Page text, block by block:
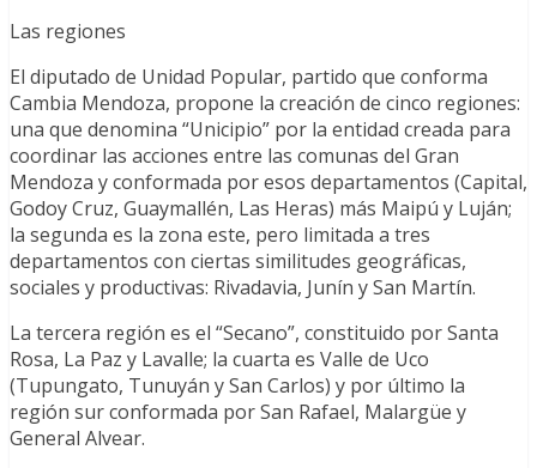
Las regiones
El diputado de Unidad Popular, partido que conforma
Cambia Mendoza, propone la creación de cinco regiones:
una que denomina “Unicipio” por la entidad creada para
coordinar las acciones entre las comunas del Gran
Mendoza y conformada por esos departamentos (Capital,
Godoy Cruz, Guaymallén, Las Heras) más Maipú y Luján;
la segunda es la zona este, pero limitada a tres
departamentos con ciertas similitudes geográficas,
sociales y productivas: Rivadavia, Junín y San Martín.
La tercera región es el “Secano”, constituido por Santa
Rosa, La Paz y Lavalle; la cuarta es Valle de Uco
(Tupungato, Tunuyán y San Carlos) y por último la
región sur conformada por San Rafael, Malargüe y
General Alvear.